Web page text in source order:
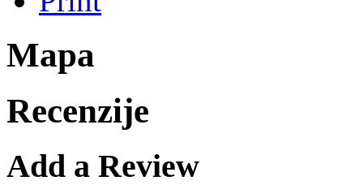
Mapa
Recenzije
Add a Review